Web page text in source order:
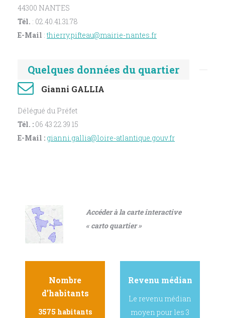
44300 NANTES
Tél. : 02.40.41.31.78
E-Mail :thierry.pifteau@mairie-nantes.fr
Quelques données du quartier
Gianni GALLIA
Délégué du Préfet
Tél. : 06 43 22 39 15
E-Mail : gianni.gallia@loire-atlantique.gouv.fr
Accéder à la carte interactive
« carto quartier »
Nombre
d’habitants
3575 habitants
Revenu médian
Le revenu médian
moyen pour les 3